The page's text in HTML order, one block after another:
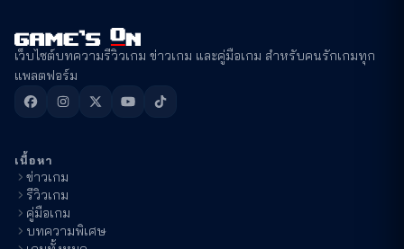
เว็บไซต์บทความรีวิวเกม ข่าวเกม และคู่มือเกม สำหรับคนรักเกมทุก
แพลตฟอร์ม
เนื้อหา
ข่าวเกม
รีวิวเกม
คู่มือเกม
บทความพิเศษ